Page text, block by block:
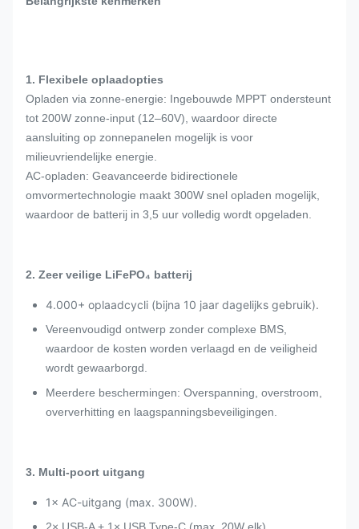
1. Flexibele oplaadopties
Opladen via zonne-energie: Ingebouwde MPPT ondersteunt
tot 200W zonne-input (12–60V), waardoor directe
aansluiting op zonnepanelen mogelijk is voor
milieuvriendelijke energie.
AC-opladen: Geavanceerde bidirectionele
omvormertechnologie maakt 300W snel opladen mogelijk,
waardoor de batterij in 3,5 uur volledig wordt opgeladen.
2. Zeer veilige LiFePO₄ batterij
4.000+ oplaadcycli (bijna 10 jaar dagelijks gebruik).
Vereenvoudigd ontwerp zonder complexe BMS,
waardoor de kosten worden verlaagd en de veiligheid
wordt gewaarborgd.
Meerdere beschermingen: Overspanning, overstroom,
oververhitting en laagspanningsbeveiligingen.
3. Multi-poort uitgang
1× AC-uitgang (max. 300W).